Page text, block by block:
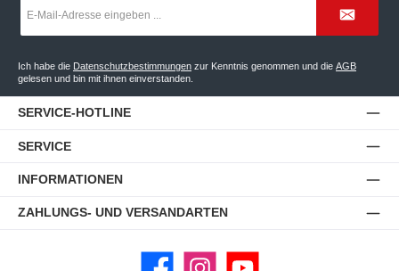
Mail-
*
Ich habe die Datenschutzbestimmungen zur Kenntnis genommen und die AGB
gelesen und bin mit ihnen einverstanden.
SERVICE-HOTLINE
SERVICE
INFORMATIONEN
ZAHLUNGS- UND VERSANDARTEN